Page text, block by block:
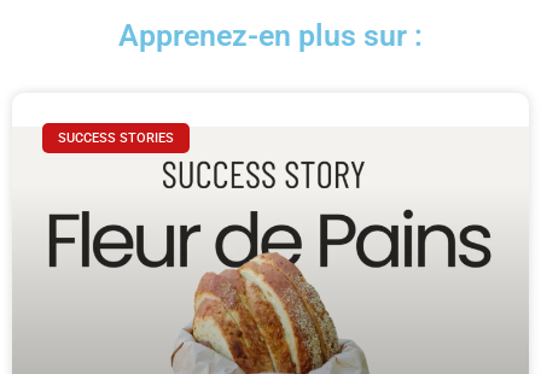
Apprenez-en plus sur :
SUCCESS STORIES